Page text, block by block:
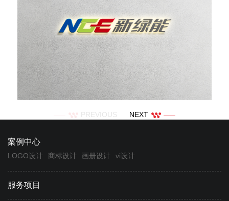
PREVIOUS NEXT
案例中心
LOGO设计 商标设计 画册设计 vi设计
服务项目